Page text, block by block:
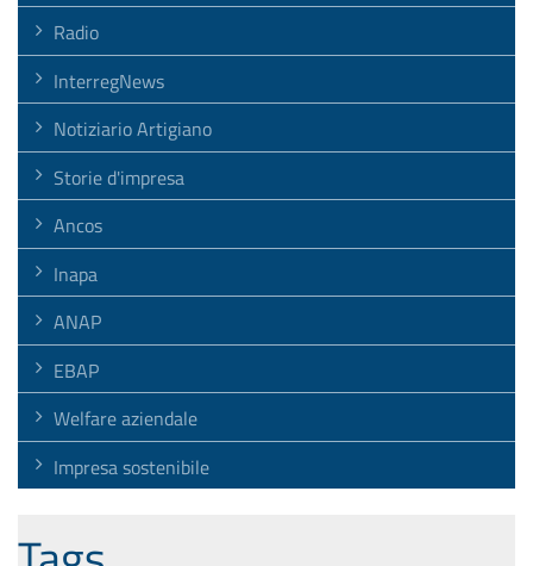
Radio
InterregNews
Notiziario Artigiano
Storie d'impresa
Ancos
Inapa
ANAP
EBAP
Welfare aziendale
Impresa sostenibile